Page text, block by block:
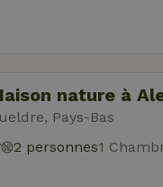
nature à
Pays-Bas
2 personnes1